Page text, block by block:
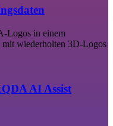
AI Assist